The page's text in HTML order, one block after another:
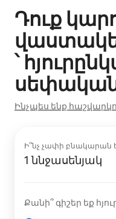
Դուք
՝
Ինչպես ենք
Ի՞նչ չափի բնակարան
1 ննջասենյակ
Քանի՞ գիշեր եք